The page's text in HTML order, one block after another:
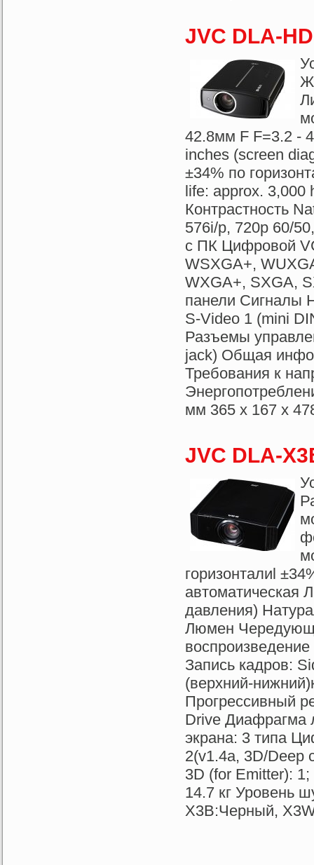
JVC DLA-
42.8мм F F=3.2 -
inches (screen
±34% по
life: approx. 3,000
Контрастность
576i/p, 720p 60/
с ПК Цифровой
WSXGA+,
WXGA+, SXGA,
панели Сигналы
S-Video 1 (mini
Разъемы
jack) Общая
Требования к
мм 365 x 167 x
JVC DLA-
горизонталиl
автоматическая
давления)
Люмен
Запись кадров:
(верхний-
Прогрессивный
Drive Диафрагма
экрана: 3 типа
2(v1.4a, 3D/Deep
3D (for Emitter):
14.7 кг Уровень
X3B:Черный,